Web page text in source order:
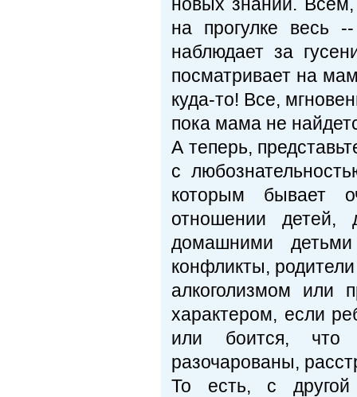
на прогулке весь
наблюдает за
посматривает на
куда-то! Все,
пока мама не
А теперь,
с
которым бывает
отношении
домашними
конфликты,
алкоголизмом или
характером, если
или боится, что
разочарованы,
То есть, с